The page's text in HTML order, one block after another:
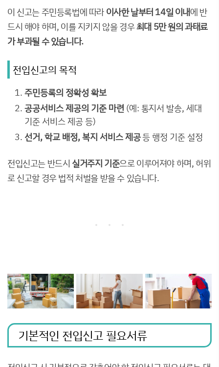
이 신고는 주민등록법에 따라 이사한 날부터 14일 이내에 반
드시 해야 하며, 이를 지키지 않을 경우최대 5만 원의 과태료
가 부과될 수 있습니다.
전입신고의 목적
주민등록의 정확성 확보
공공서비스 제공의 기준 마련 (예: 통지서 발송, 세대
기준 서비스 제공 등)
선거, 학교 배정, 복지 서비스 제공등 행정 기준 설정
전입신고는 반드시 실거주지 기준으로 이루어져야 하며, 허위
로 신고할 경우 법적 처벌을 받을 수 있습니다.
기본적인 전입신고 필요서류